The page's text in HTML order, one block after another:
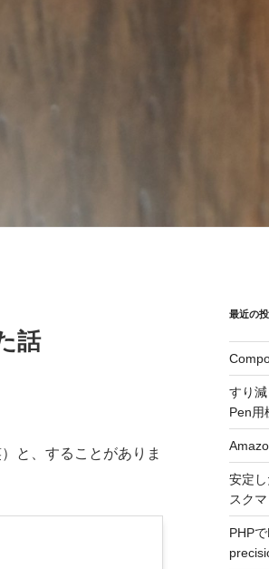
話
と、することがありま
最近の
すり
Pen用
安定
スク
PHP